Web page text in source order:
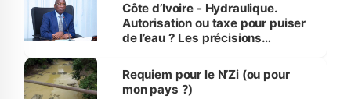
Côte d’Ivoire - Hydraulique.
Autorisation ou taxe pour puiser
de l’eau ? Les précisions
Requiem pour le N’Zi (ou pour
mon pays ?)